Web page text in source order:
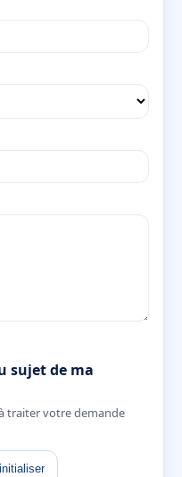
sujet de ma
traiter votre demande